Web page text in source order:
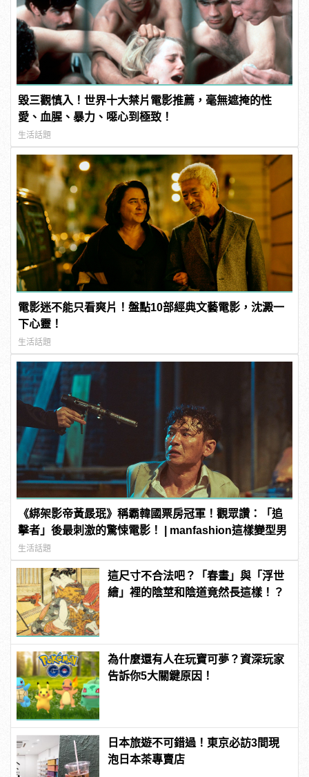
毀三觀慎入！世界十大禁片電影推薦，毫無遮掩的性
愛、血腥、暴力、噁心到極致！
生活話題
電影迷不能只看爽片！盤點10部經典文藝電影，沈澱一
下心靈！
生活話題
《綁架影帝黃晸珉》稱霸韓國票房冠軍！觀眾讚：「追
擊者」後最刺激的驚悚電影！ | manfashion這樣變型男
生活話題
這尺寸不合法吧？「春畫」與「浮世
繪」裡的陰莖和陰道竟然長這樣！？
為什麼還有人在玩寶可夢？資深玩家
告訴你5大關鍵原因！
日本旅遊不可錯過！東京必訪3間現
泡日本茶專賣店